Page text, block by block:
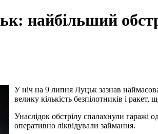
найбільший
У ніч на 9 липня Луцьк зазнав
велику кількість безпілотників і
Унаслідок обстрілу спалахнули гаражі
оперативно ліквідували займання.